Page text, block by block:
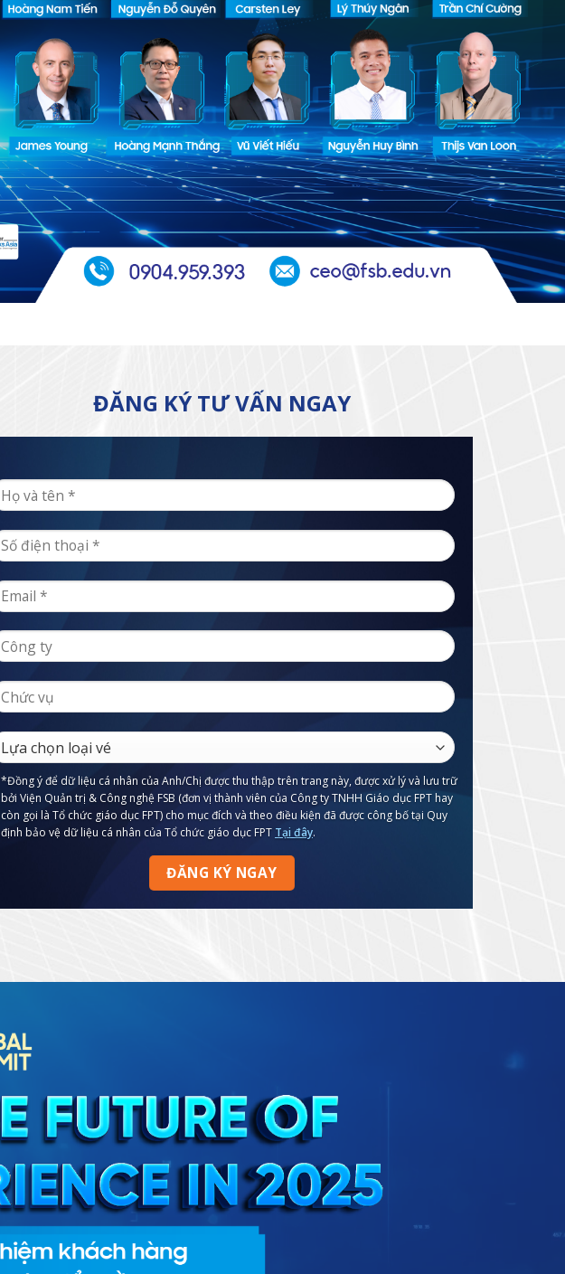
ĐĂNG KÝ TƯ VẤN NGAY
*Đồng ý để dữ liệu cá nhân của Anh/Chị được thu thập trên trang này, được xử lý và lưu trữ
bởi Viện Quản trị & Công nghệ FSB (đơn vị thành viên của Công ty TNHH Giáo dục FPT hay
còn gọi là Tổ chức giáo dục FPT) cho mục đích và theo điều kiện đã được công bố tại Quy
định bảo vệ dữ liệu cá nhân của Tổ chức giáo dục FPT Tại đây.